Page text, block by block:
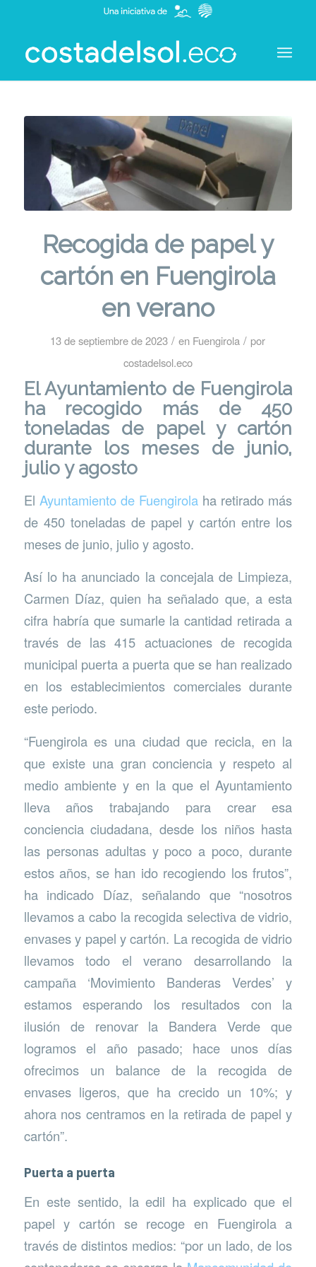
Recogida de papel y
cartón en Fuengirola
en verano
13 de septiembre de 2023 / en Fuengirola / por
costadelsol.eco
El Ayuntamiento de Fuengirola
ha recogido más de 450
toneladas de papel y cartón
durante los meses de junio,
julio y agosto
El Ayuntamiento de Fuengirola ha retirado más
de 450 toneladas de papel y cartón entre los
meses de junio, julio y agosto.
Así lo ha anunciado la concejala de Limpieza,
Carmen Díaz, quien ha señalado que, a esta
cifra habría que sumarle la cantidad retirada a
través de las 415 actuaciones de recogida
municipal puerta a puerta que se han realizado
en los establecimientos comerciales durante
este periodo.
“Fuengirola es una ciudad que recicla, en la
que existe una gran conciencia y respeto al
medio ambiente y en la que el Ayuntamiento
lleva años trabajando para crear esa
conciencia ciudadana, desde los niños hasta
las personas adultas y poco a poco, durante
estos años, se han ido recogiendo los frutos”,
ha indicado Díaz, señalando que “nosotros
llevamos a cabo la recogida selectiva de vidrio,
envases y papel y cartón. La recogida de vidrio
llevamos todo el verano desarrollando la
campaña ‘Movimiento Banderas Verdes’ y
estamos esperando los resultados con la
ilusión de renovar la Bandera Verde que
logramos el año pasado; hace unos días
ofrecimos un balance de la recogida de
envases ligeros, que ha crecido un 10%; y
ahora nos centramos en la retirada de papel y
cartón”.
Puerta a puerta
En este sentido, la edil ha explicado que el
papel y cartón se recoge en Fuengirola a
través de distintos medios: “por un lado, de los